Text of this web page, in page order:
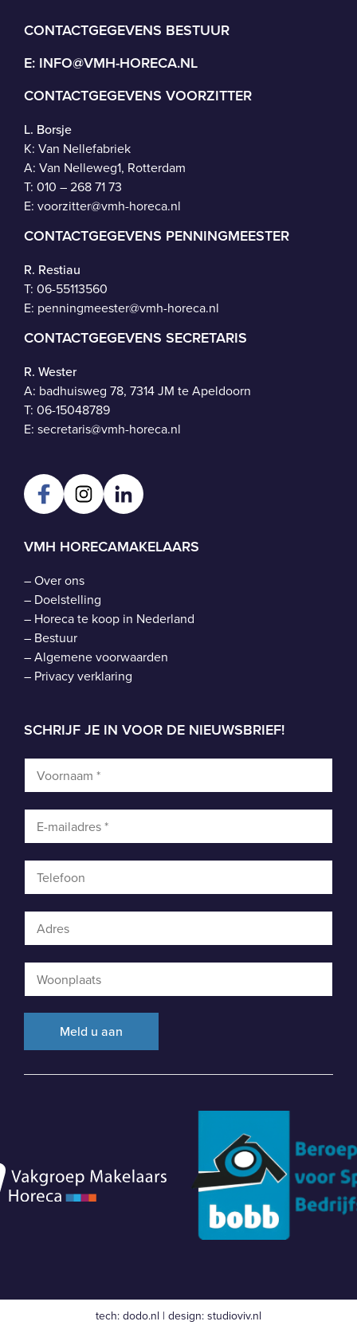
CONTACTGEGEVENS BESTUUR
E: INFO@VMH-HORECA.NL
CONTACTGEGEVENS VOORZITTER
L. Borsje
K: Van Nellefabriek
A: Van Nelleweg1, Rotterdam
T: 010 – 268 71 73
E: voorzitter@vmh-horeca.nl
CONTACTGEGEVENS PENNINGMEESTER
R. Restiau
T: 06-55113560
E: penningmeester@vmh-horeca.nl
CONTACTGEGEVENS SECRETARIS
R. Wester
A: badhuisweg 78, 7314 JM te Apeldoorn
T: 06-15048789
E: secretaris@vmh-horeca.nl
VMH HORECAMAKELAARS
–Over ons
– Doelstelling
– Horeca te koop in Nederland
– Bestuur
–Algemene voorwaarden
– Privacy verklaring
SCHRIJF JE IN VOOR DE NIEUWSBRIEF!
tech: dodo.nl | design: studioviv.nl